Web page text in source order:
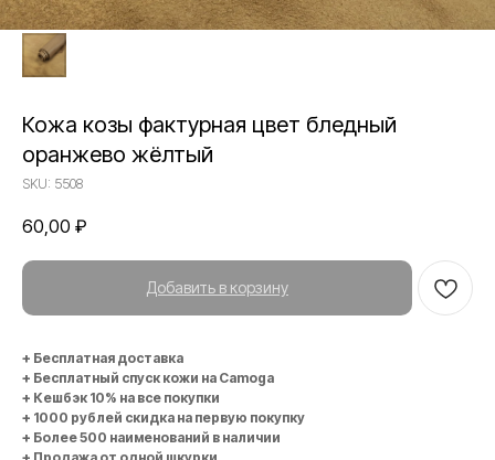
Кожа козы фактурная цвет бледный
оранжево жёлтый
SKU: 5508
60,00 ₽
Добавить в корзину
+ Бесплатная доставка
+ Бесплатный спуск кожи на Camoga
+ Кешбэк 10% на все покупки
+ 1000 рублей скидка на первую покупку
+ Более 500 наименований в наличии